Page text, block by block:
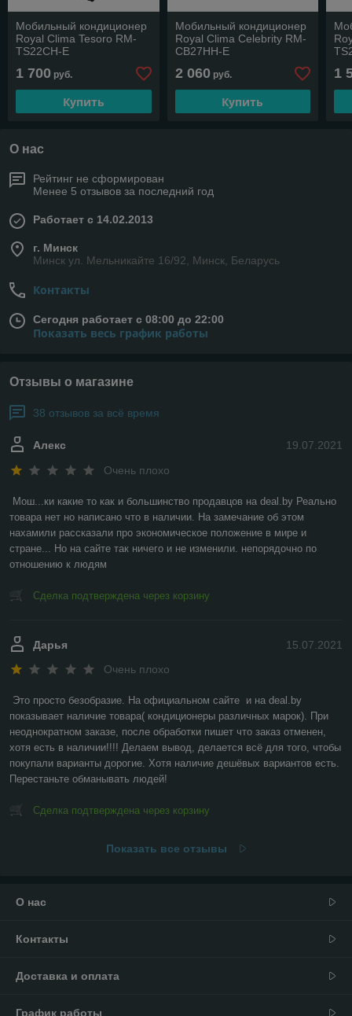
Мобильный кондиционер
Royal Clima Tesoro RM-
TS22CH-E
1 700 руб.
Купить
Мобильный кондиционер
Royal Clima Celebrity RM-
СB27HH-E
2 060руб.
Купить
1
О нас
Рейтинг не сформирован
Менее 5 отзывов за последний год
Работает с 14.02.2013
г. Минск
Минск ул. Мельникайте 16/92, Минск, Беларусь
Контакты
Сегодня работает с 08:00 до 22:00
Показать весь график работы
Отзывы о магазине
38 отзывов за всё время
19.07.2021
Алекс
Очень плохо
Мош...ки какие то как и большинство продавцов на deal.by Реально
товара нет но написано что в наличии. На замечание об этом
нахамили рассказали про экономическое положение в мире и
стране... Но на сайте так ничего и не изменили. непорядочно по
отношению к людям
Сделка подтверждена через корзину
15.07.2021
Дарья
Очень плохо
Это просто безобразие. На официальном сайте  и на deal.by
показывает наличие товара( кондиционеры различных марок). При
неоднократном заказе, после обработки пишет что заказ отменен,
хотя есть в наличии!!!! Делаем вывод, делается всё для того, чтобы
покупали варианты дорогие. Хотя наличие дешёвых вариантов есть.
Перестаньте обманывать людей!
Сделка подтверждена через корзину
Показать все отзывы
О нас
Контакты
Доставка и оплата
График работы